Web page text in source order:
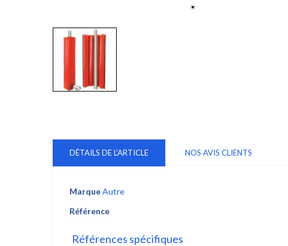
DÉTAILS DE L'ARTICLE NOS AVIS CLIENTS
MarqueAutre
Référence
Références spécifiques